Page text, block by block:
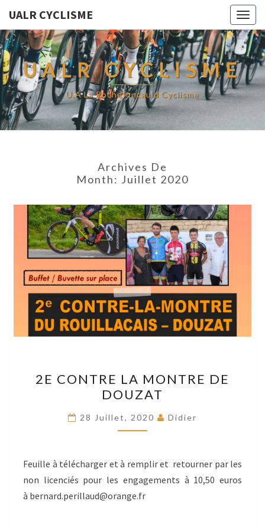
UALR CYCLISME
UALR CYCLISME
U.A La Rochefoucauld Cyclisme
Archives De
Month: Juillet 2020
CONTRE
LA
MONTRE
DE
2E CONTRE LA MONTRE DE
DOUZAT
28 Juillet, 2020 Didier
Feuille à télécharger et à remplir et retourner par les
non licenciés pour les engagements à 10,50 euros
à bernard.perillaud@orange.fr